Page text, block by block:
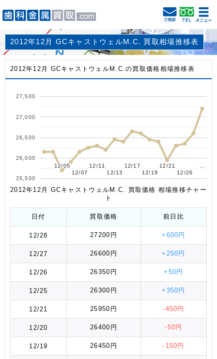
2012年12月 GCキャストウェルM.C. 買取相場推移表
2012年12月 GCキャストウェルM.C.の買取価格相場推移表
12/05
12/05
12/07
12/07
12/11
12/11
12/13
12/13
12/17
12/17
12/19
12/19
12/21
12/21
12/26
12/26
25,500
26,000
26,500
27,000
27,500
2012年12月 GCキャストウェルM.C. 買取価格 相場推移チャー
ト
日付 買取価格 前日比
12/28 27200円 +600円
12/27 26600円 +250円
12/26 26350円 +50円
12/25 26300円 +350円
12/21 25950円 -450円
12/20 26400円 -50円
12/19 26450円 -150円